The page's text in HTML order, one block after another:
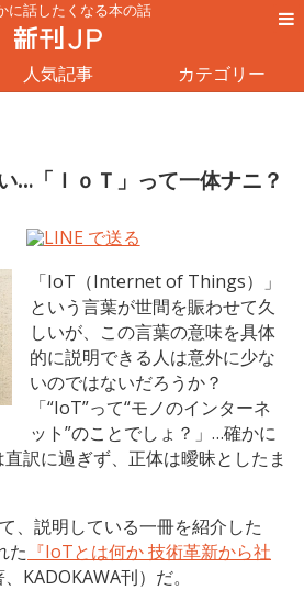
に話したくなる本の話
人気記事 カテゴリー
…「ＩｏＴ」って一体ナニ？
「IoT（Internet of Things）」
という言葉が世間を賑わせて久
しいが、この言葉の意味を具体
的に説明できる人は意外に少な
いのではないだろうか？
「“IoT”って“モノのインターネ
ット”のことでしょ？」…確かに
訳に過ぎず、正体は曖昧としたま
、説明している一冊を紹介した
た 『IoTとは何か 技術革新から社
、KADOKAWA刊）だ。